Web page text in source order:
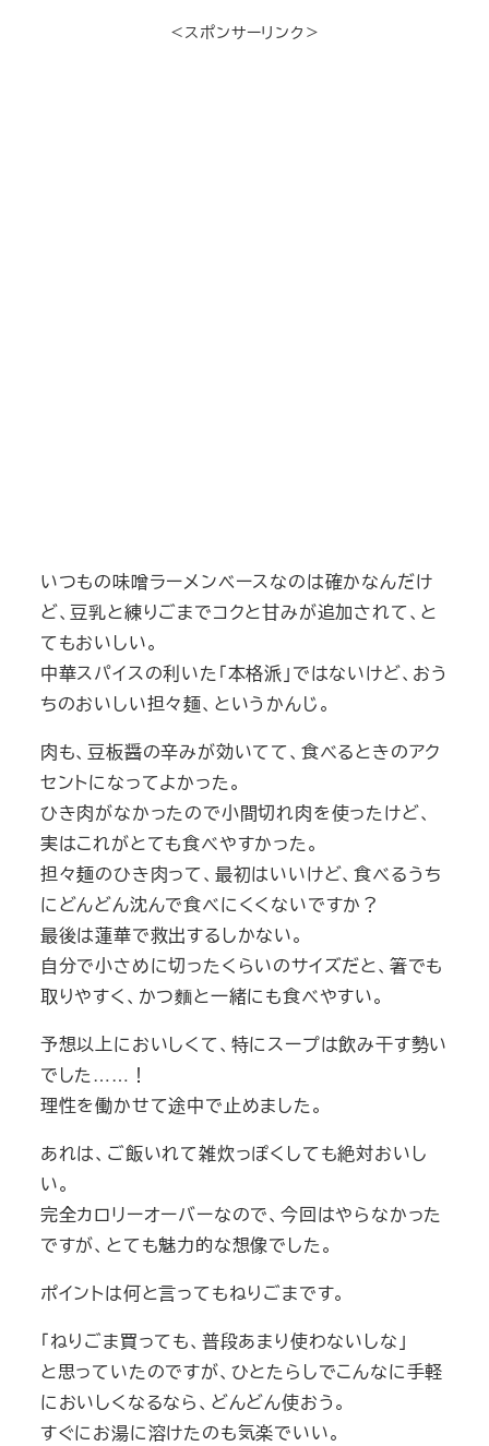
＜スポンサーリンク＞
いつもの味噌ラーメンベースなのは確かなんだけ
ど、豆乳と練りごまでコクと甘みが追加されて、と
てもおいしい。
中華スパイスの利いた「本格派」ではないけど、おう
ちのおいしい担々麺、というかんじ。
肉も、豆板醤の辛みが効いてて、食べるときのアク
セントになってよかった。
ひき肉がなかったので小間切れ肉を使ったけど、
実はこれがとても食べやすかった。
担々麺のひき肉って、最初はいいけど、食べるうち
にどんどん沈んで食べにくくないですか？
最後は蓮華で救出するしかない。
自分で小さめに切ったくらいのサイズだと、箸でも
取りやすく、かつ麵と一緒にも食べやすい。
予想以上においしくて、特にスープは飲み干す勢い
でした……！
理性を働かせて途中で止めました。
あれは、ご飯いれて雑炊っぽくしても絶対おいし
い。
完全カロリーオーバーなので、今回はやらなかった
ですが、とても魅力的な想像でした。
ポイントは何と言ってもねりごまです。
「ねりごま買っても、普段あまり使わないしな」
と思っていたのですが、ひとたらしでこんなに手軽
においしくなるなら、どんどん使おう。
すぐにお湯に溶けたのも気楽でいい。